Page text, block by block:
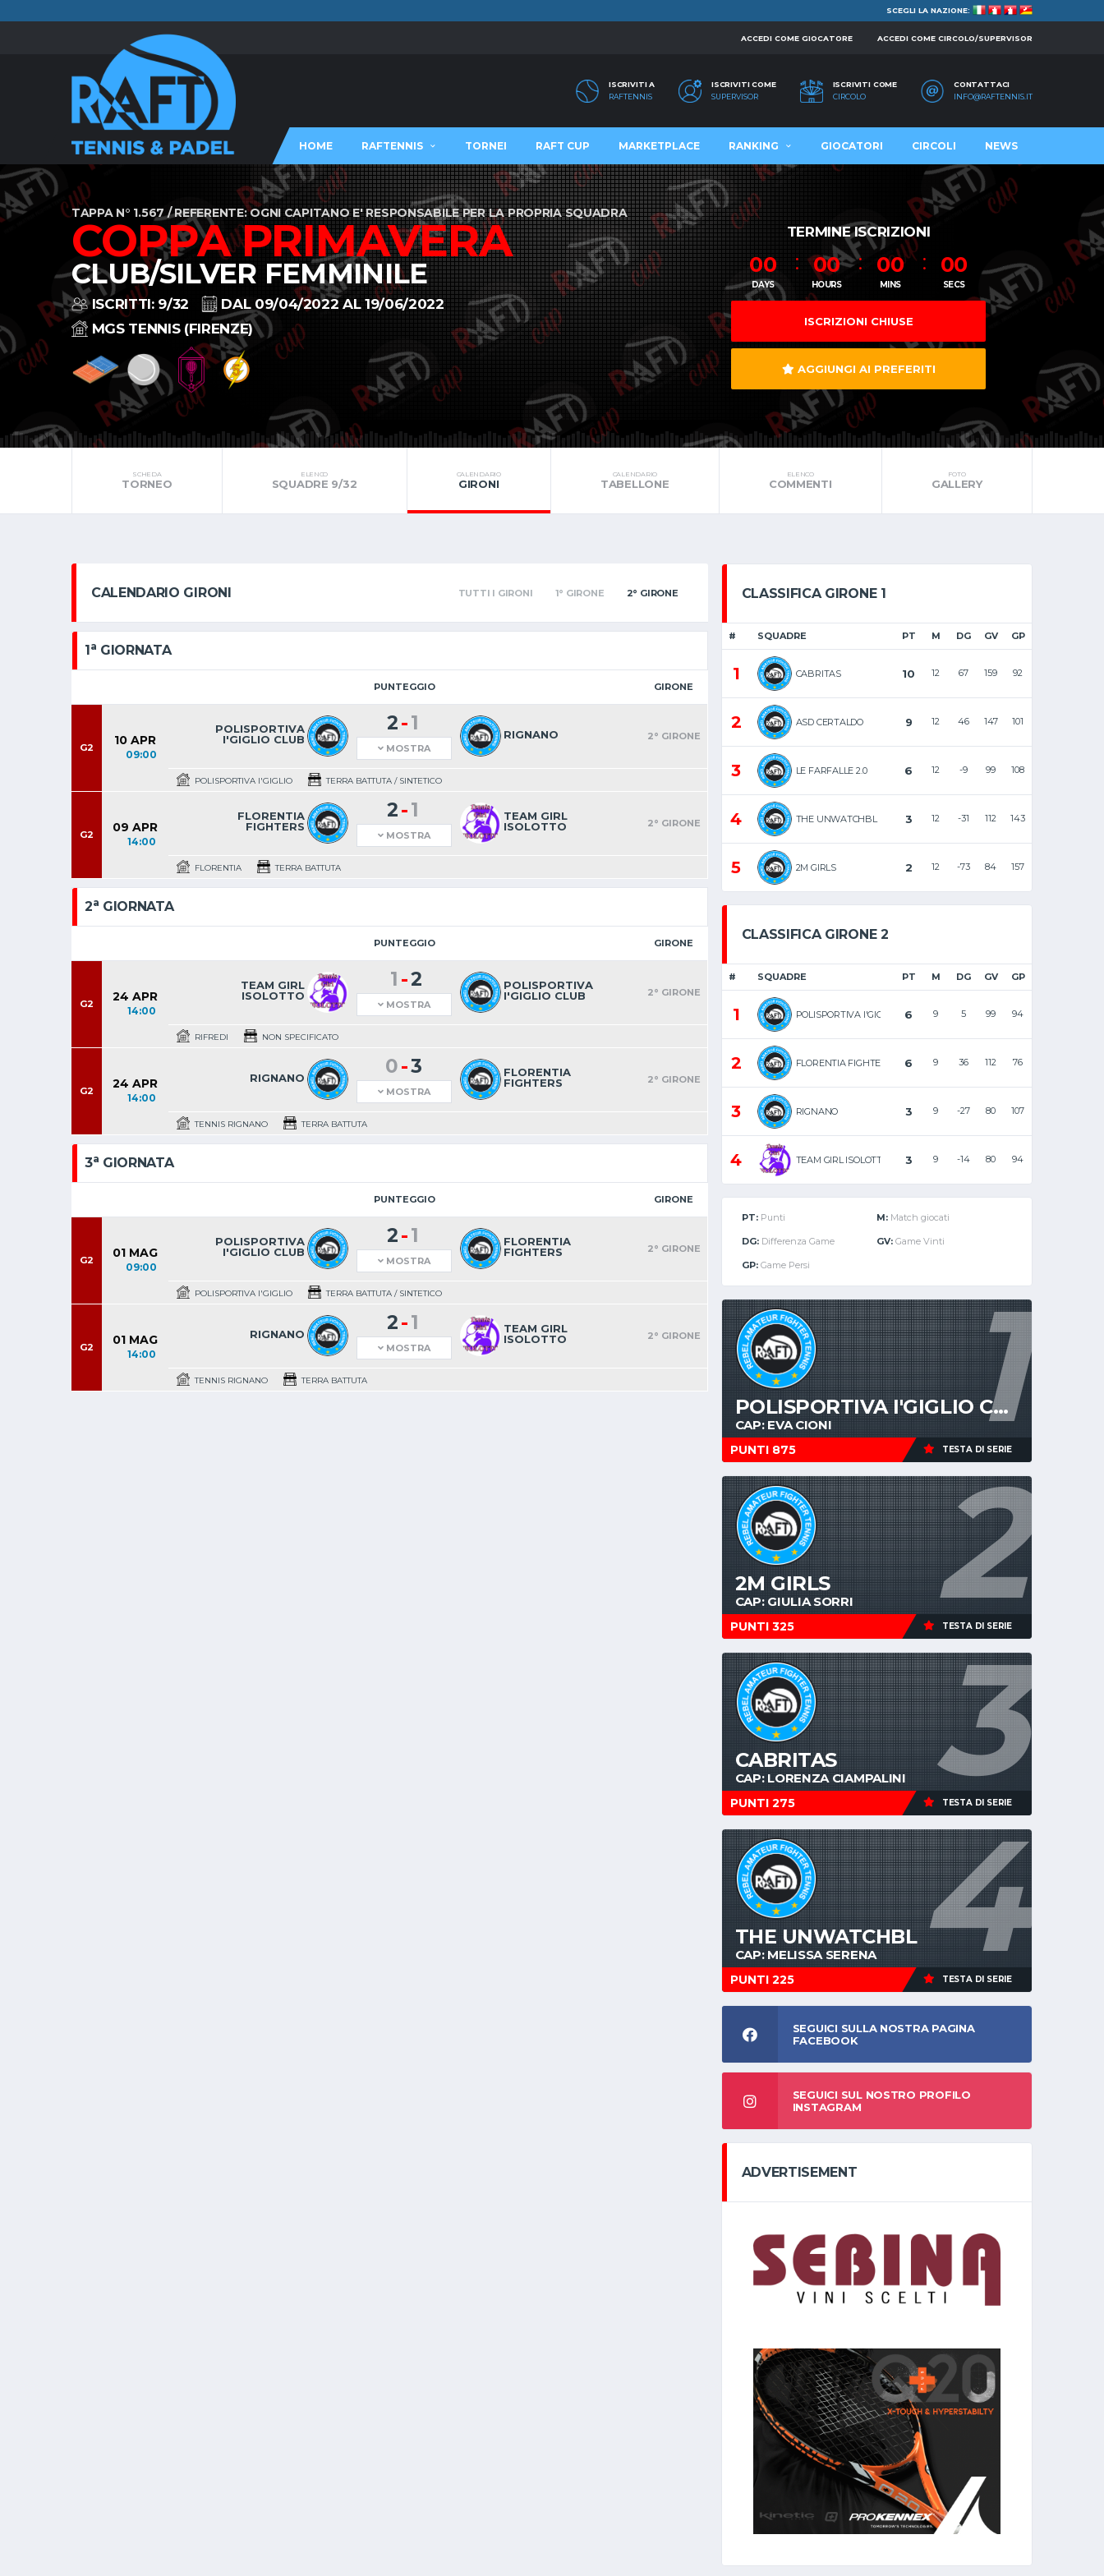
SCEGLI LA NAZIONE:
ACCEDI COME GIOCATORE ACCEDI COME CIRCOLO/SUPERVISOR
ISCRIVITI A
RAFTENNIS
ISCRIVITI COME
SUPERVISOR
ISCRIVITI COME
CIRCOLO
CONTATTACI
INFO@RAFTENNIS.IT
HOME RAFTENNIS TORNEI RAFT CUP MARKETPLACE RANKING GIOCATORI CIRCOLI NEWS
TAPPA N° 1.567 / REFERENTE: OGNI CAPITANO E' RESPONSABILE PER LA PROPRIA SQUADRA
COPPA PRIMAVERA
CLUB/SILVER FEMMINILE
ISCRITTI: 9/32
DAL 09/04/2022 AL 19/06/2022
MGS TENNIS (FIRENZE)
TERMINE ISCRIZIONI
00
DAYS
00
HOURS
00
MINS
00
SECS
ISCRIZIONI CHIUSE
AGGIUNGI AI PREFERITI
SCHEDA
TORNEO
ELENCO
SQUADRE 9/32
CALENDARIO
GIRONI
CALENDARIO
TABELLONE
ELENCO
COMMENTI
FOTO
GALLERY
CALENDARIO GIRONI TUTTI I GIRONI 1° GIRONE 2° GIRONE
1a GIORNATA
PUNTEGGIO GIRONE
G2 10 APR
09:00
POLISPORTIVA
I'GIGLIO CLUB
2-1
MOSTRA
RIGNANO 2° GIRONE
POLISPORTIVA I'GIGLIO TERRA BATTUTA / SINTETICO
G2 09 APR
14:00
FLORENTIA
FIGHTERS
2-1
MOSTRA
TEAM GIRL
ISOLOTTO
2° GIRONE
FLORENTIA TERRA BATTUTA
2a GIORNATA
PUNTEGGIO GIRONE
G2 24 APR
14:00
TEAM GIRL
ISOLOTTO
1 -2
MOSTRA
POLISPORTIVA
I'GIGLIO CLUB
2° GIRONE
RIFREDI NON SPECIFICATO
G2 24 APR
14:00
RIGNANO 0-3
MOSTRA
FLORENTIA
FIGHTERS
2° GIRONE
TENNIS RIGNANO TERRA BATTUTA
3a GIORNATA
PUNTEGGIO GIRONE
G2 01 MAG
09:00
POLISPORTIVA
I'GIGLIO CLUB
2-1
MOSTRA
FLORENTIA
FIGHTERS
2° GIRONE
POLISPORTIVA I'GIGLIO TERRA BATTUTA / SINTETICO
G2 01 MAG
14:00
RIGNANO 2-1
MOSTRA
TEAM GIRL
ISOLOTTO
2° GIRONE
TENNIS RIGNANO TERRA BATTUTA
CLASSIFICA GIRONE 1
# SQUADRE PT M DG GV GP
1 CABRITAS 10 12 67 159 92
2 ASD CERTALDO 9 12 46 147 101
3 LE FARFALLE 2.0 6 12 -9 99 108
4 THE UNWATCHBL 3 12 -31 112 143
5 2M GIRLS 2 12 -73 84 157
CLASSIFICA GIRONE 2
# SQUADRE PT M DG GV GP
1 POLISPORTIVA I'GIGLIO CLUB
6 9 5 99 94
2 FLORENTIA FIGHTERS 6 9 36 112 76
3 RIGNANO 3 9 -27 80 107
4 TEAM GIRL ISOLOTTO 3 9 -14 80 94
PT:Punti M: Match giocati
DG:Differenza Game GV: Game Vinti
GP:Game Persi
1
POLISPORTIVA I'GIGLIO CLUB
CAP: EVA CIONI
PUNTI 875 TESTA DI SERIE
2
2M GIRLS
CAP: GIULIA SORRI
PUNTI 325 TESTA DI SERIE
3
CABRITAS
CAP: LORENZA CIAMPALINI
PUNTI 275 TESTA DI SERIE
4
THE UNWATCHBL
CAP: MELISSA SERENA
PUNTI 225 TESTA DI SERIE
SEGUICI SULLA NOSTRA PAGINA
FACEBOOK
SEGUICI SUL NOSTRO PROFILO
INSTAGRAM
ADVERTISEMENT